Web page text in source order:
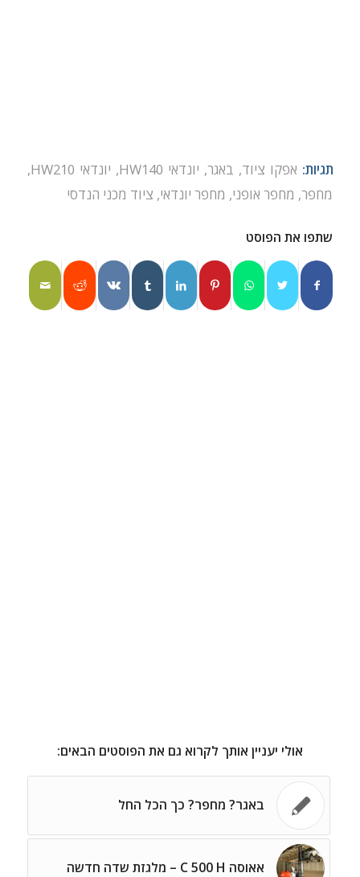
תגיות: אפקו ציוד, באגר, יונדאי HW140 , יונדאי HW210
,
מחפר, מחפר אופני, מחפר יונדאי, ציוד מכני הנדסי
שתפו את הפוסט
אולי יעניין אותך לקרוא גם את הפוסטים הבאים:
באגר? מחפר? כך הכל החל
אאוסה C 500 H – מלגזת שדה חדשה